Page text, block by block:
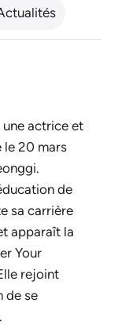
actrice et
le 20 mars
de
sa carrière
apparaît la
Your
rejoint
de se